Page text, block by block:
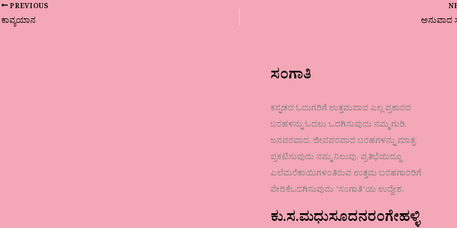
PREVIOUS
ಕಾವ್ಯಯಾನ ಅನುವಾದ
ಸಂಗಾತಿ
ಕನ್ನಡದ ಓದುಗರಿಗೆ ಉತ್ತಮವಾದ ಎಲ್ಲ ಪ್ರಕಾರದ
ಬರಹಳನ್ನು ಓದಲು ಒದಗಿಸುವುದು ನಮ್ಮ ಗುರಿ.
ಜನಪರವಾದ, ಜೀವಪರವಾದ ಬರಹಗಳನ್ನು ಮಾತ್ರ
ಪ್ರಕಟಿಸುವುದು ನಮ್ಮ ನಿಲುವು. ಪ್ರತಿಭೆಯಿದ್ದೂ
ಎಲೆಮರೆಕಾಯಿಗಳಂತಿರುವ ಉತ್ತಮ ಬರಹಗಾರರಿಗೆ
ವೇದಿಕೆಒದಗಿಸುವುದು ʼಸಂಗಾತಿʼಯ ಉದ್ದೇಶ.
ಕು.ಸ.ಮಧುಸೂದನರಂಗೇಹಳ್ಳಿ